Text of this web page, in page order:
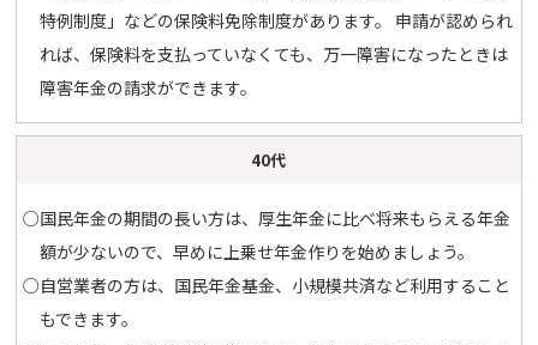
特例制度」などの保険料免除制度があります。 申請が認められ
れば、保険料を支払っていなくても、万一障害になったときは
障害年金の請求ができます。
40代
○国民年金の期間の長い方は、厚生年金に比べ将来もらえる年金
額が少ないので、早めに上乗せ年金作りを始めましょう。
○自営業者の方は、国民年金基金、小規模共済など利用すること
もできます。